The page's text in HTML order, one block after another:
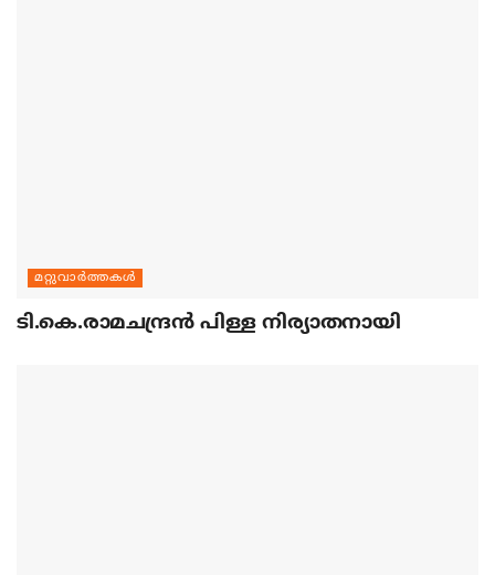
മറ്റുവാര്‍ത്തകള്‍
ടി.കെ.രാമചന്ദ്രന്‍ പിള്ള നിര്യാതനായി